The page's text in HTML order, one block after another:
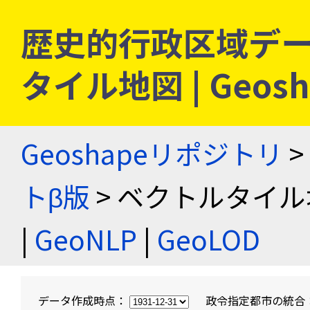
歴史的行政区域デ
タイル地図 |
Geoshapeリポジトリ >
トβ版 > ベクトルタイ
| GeoNLP | GeoLOD
データ作成時点： 政令指定都市の統